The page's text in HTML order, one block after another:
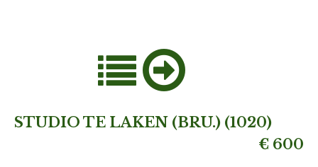
STUDIO TE LAKEN (BRU.) (1020)
€ 600